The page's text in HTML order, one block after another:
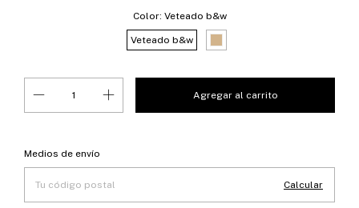
Color: Veteado b&w
Veteado b&w
Entregas para el CP:
Medios de envío
Calcular